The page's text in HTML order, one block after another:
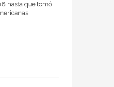
hasta que tomó